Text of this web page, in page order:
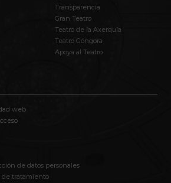
web
de datos personales
de tratamiento
Transparencia
Gran Teatro
Teatro de la Axerquía
Teatro Góngora
Apoya al Teatro